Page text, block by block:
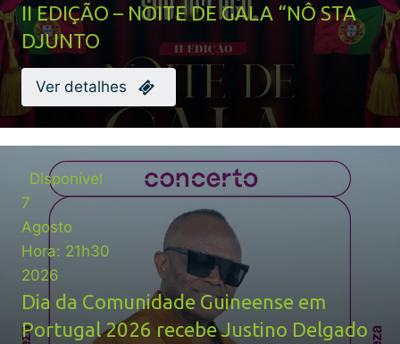
II EDIÇÃO – NOITE DE GALA “NÔ STA
DJUNTO
Ver detalhes
Disponível
7
Agosto
Hora: 21h30
2026
Dia da Comunidade Guineense em
Portugal 2026 recebe Justino Delgado